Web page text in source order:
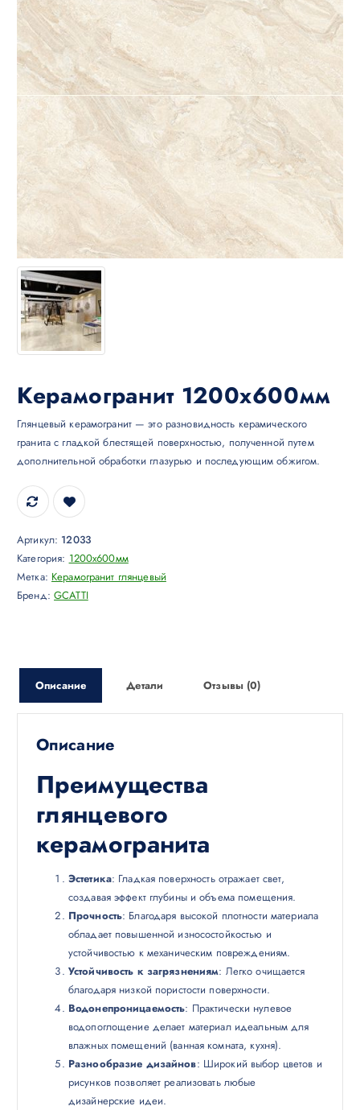
Керамогранит 1200х600мм
Глянцевый керамогранит — это разновидность керамического
гранита с гладкой блестящей поверхностью, полученной путем
дополнительной обработки глазурью и последующим обжигом.
Артикул: 12033
Категория: 1200x600мм
Метка: Керамогранит глянцевый
Бренд:GCATTI
Описание Детали Отзывы (0)
Описание
Преимущества
глянцевого
керамогранита
Эстетика: Гладкая поверхность отражает свет,
создавая эффект глубины и объема помещения.
Прочность: Благодаря высокой плотности материала
обладает повышенной износостойкостью и
устойчивостью к механическим повреждениям.
Устойчивость к загрязнениям: Легко очищается
благодаря низкой пористости поверхности.
Водонепроницаемость: Практически нулевое
водопоглощение делает материал идеальным для
влажных помещений (ванная комната, кухня).
Разнообразие дизайнов: Широкий выбор цветов и
рисунков позволяет реализовать любые
дизайнерские идеи.